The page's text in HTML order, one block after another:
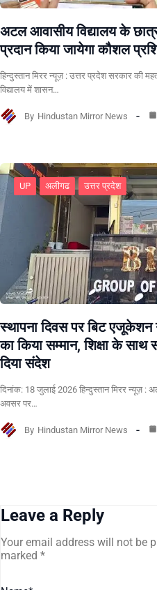
अटल आवासीय विद्यालय के
प्रदान किया जायेगा कौशल
हिन्दुस्तान मिरर न्यूज़ : उत्तर प्रदेश सरकार की
विद्यालय में शासन…
By Hindustan Mirror News
UP अलीगढ उत्तर प्रदेश
स्थापना दिवस पर बिट
का किया सम्मान, शिक्षा के साथ
दिया संदेश
दिनांक: 18 जुलाई 2026 हिन्दुस्तान मिरर न्यूज़
अवसर पर…
By Hindustan Mirror News
Leave a Reply
Your email address will not be
marked *